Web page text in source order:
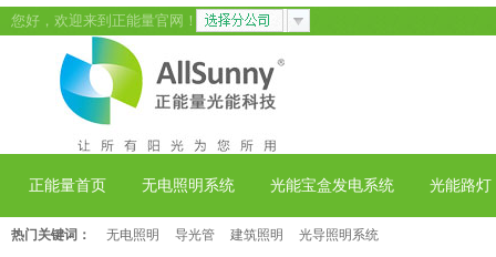
您好，欢迎来到正能量官网！
正能量首页 无电照明系统 光能宝盒发电系统 光能路灯
热门关键词： 无电照明 导光管 建筑照明 光导照明系统